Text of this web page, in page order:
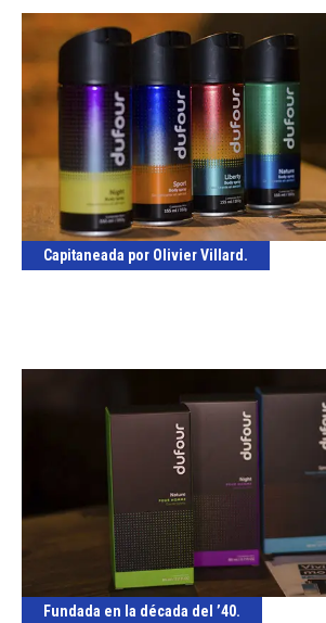
Capitaneada por Olivier Villard.
Fundada en la década del ’40.